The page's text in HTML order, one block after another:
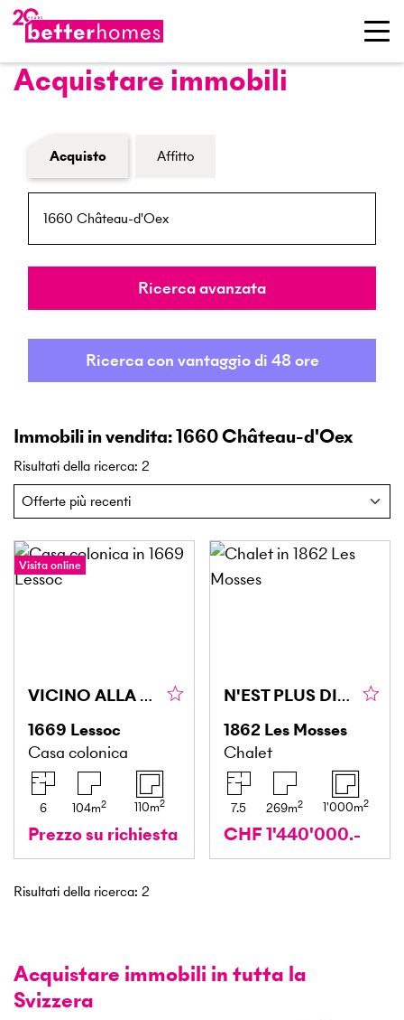
Acquistare immobili
Modulo di ricerca immobiliare
Acquisto Affitto
NPA / Località
Raggio
Ricerca avanzata
Ricerca con vantaggio di 48 ore
Immobili in vendita: 1660 Château-d'Oex
Risultati della ricerca: 2
Visita online
VICINO ALLA NATURA E RECENTEMENTE RINNOVATO
1669 Lessoc
Casa colonica
6 104m2 110m2
Prezzo su richiesta
N'EST PLUS DISPONIBLE
1862 Les Mosses
Chalet
7.5 269m2 1'000m2
CHF 1'440'000.-
Risultati della ricerca: 2
Acquistare immobili in tutta la
Svizzera